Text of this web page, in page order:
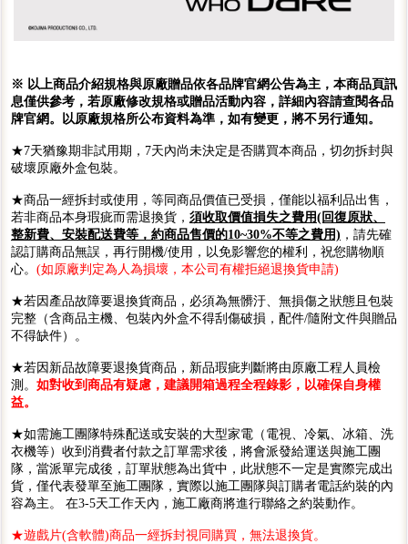
※ 以上商品介紹規格與原廠贈品依各品牌官網公告為主，本商品頁訊
息僅供參考，若原廠修改規格或贈品活動內容，詳細內容請查閱各品
牌官網。以原廠規格所公布資料為準，如有變更，將不另行通知。
★7天猶豫期非試用期，7天內尚未決定是否購買本商品，切勿拆封與
破壞原廠外盒包裝。
★商品一經拆封或使用，等同商品價值已受損，僅能以福利品出售，
若非商品本身瑕疵而需退換貨， 須收取價值損失之費用(回復原狀、
整新費、安裝配送費等，約商品售價的10~30%不等之費用) ，請先確
認訂購商品無誤，再行開機/使用，以免影響您的權利，祝您購物順
心。 (如原廠判定為人為損壞，本公司有權拒絕退換貨申請)
★若因產品故障要退換貨商品，必須為無髒汙、無損傷之狀態且包裝
完整（含商品主機、包裝內外盒不得刮傷破損，配件/隨附文件與贈品
不得缺件）。
★若因新品故障要退換貨商品，新品瑕疵判斷將由原廠工程人員檢
測。 如對收到商品有疑慮，建議開箱過程全程錄影，以確保自身權
益。
★如需施工團隊特殊配送或安裝的大型家電（電視、冷氣、冰箱、洗
衣機等）收到消費者付款之訂單需求後，將會派發給運送與施工團
隊，當派單完成後，訂單狀態為出貨中，此狀態不一定是實際完成出
貨，僅代表發單至施工團隊，實際以施工團隊與訂購者電話約裝的內
容為主。 在3-5天工作天內，施工廠商將進行聯絡之約裝動作。
★遊戲片(含軟體)商品一經拆封視同購買，無法退換貨。